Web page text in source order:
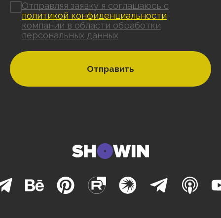
Отправляя заявку я соглашаюсь с
политикой конфиденциальности
компании в области обработки
персональных данных
Отправить